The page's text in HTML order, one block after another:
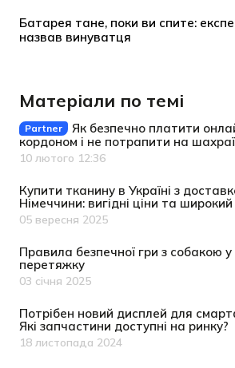
Матеріали по темі
Partner
Як безпечно платити
кордоном і не потрапити на
Дата публікації
10 лютого 12:36
Купити тканину в Україні з
Німеччини: вигідні ціни та широкий
Дата публікації
05 вересня 2025
Правила безпечної гри з собакою у
перетяжку
Дата публікації
03 січня 2025
Потрібен новий дисплей для
Які запчастини доступні на ринку?
Дата публікації
18 листопада 2024